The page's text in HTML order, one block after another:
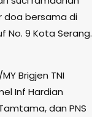
doa bersama di
No. 9 Kota Serang.
Brigjen TNI
Inf Hardian
dan PNS